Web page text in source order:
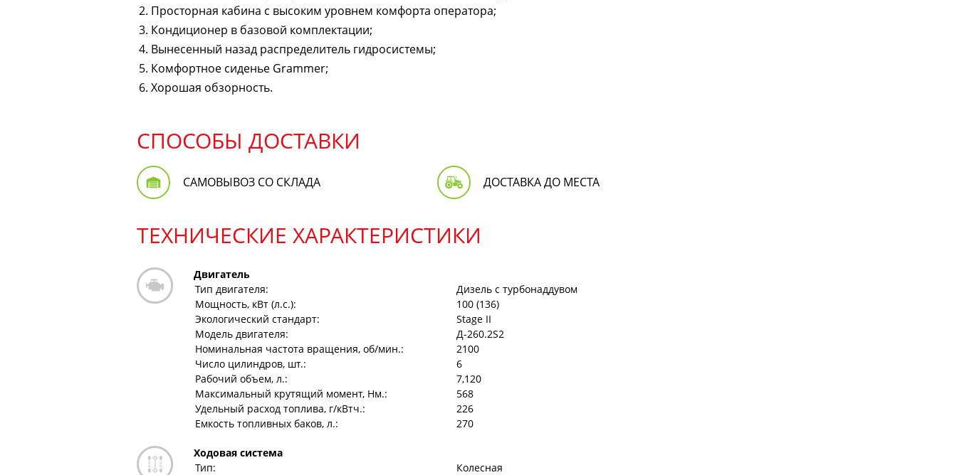
Просторная кабина с высоким уровнем комфорта оператора;
Кондиционер в базовой комплектации;
Вынесенный назад распределитель гидросистемы;
Комфортное сиденье Grammer;
Хорошая обзорность.
СПОСОБЫ ДОСТАВКИ
САМОВЫВОЗ СО СКЛАДА ДОСТАВКА ДО МЕСТА
ТЕХНИЧЕСКИЕ ХАРАКТЕРИСТИКИ
Двигатель
Тип двигателя:
Дизель с турбонаддувом
Мощность, кВт (л.с.):
100 (136)
Экологический стандарт:
Stage II
Модель двигателя:
Д-260.2S2
Номинальная частота вращения, об/мин.:
2100
Число цилиндров, шт.:
6
Рабочий объем, л.:
7,120
Максимальный крутящий момент, Нм.:
568
Удельный расход топлива, г/кВтч.:
226
Емкость топливных баков, л.:
270
Ходовая система
Тип:
Колесная